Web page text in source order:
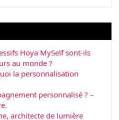
Hoya MySelf sont-ils
au monde ?
la personnalisation
personnalisé ? –
architecte de lumière